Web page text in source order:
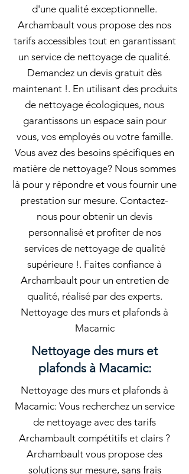
d'une qualité exceptionnelle.
Archambault vous propose des nos
tarifs accessibles tout en garantissant
un service de nettoyage de qualité.
Demandez un devis gratuit dès
maintenant !. En utilisant des produits
de nettoyage écologiques, nous
garantissons un espace sain pour
vous, vos employés ou votre famille.
Vous avez des besoins spécifiques en
matière de nettoyage? Nous sommes
là pour y répondre et vous fournir une
prestation sur mesure. Contactez-
nous pour obtenir un devis
personnalisé et profiter de nos
services de nettoyage de qualité
supérieure !. Faites confiance à
Archambault pour un entretien de
qualité, réalisé par des experts.
Nettoyage des murs et plafonds à
Macamic
Nettoyage des murs et
plafonds à Macamic:
Nettoyage des murs et plafonds à
Macamic: Vous recherchez un service
de nettoyage avec des tarifs
Archambault compétitifs et clairs ?
Archambault vous propose des
solutions sur mesure, sans frais